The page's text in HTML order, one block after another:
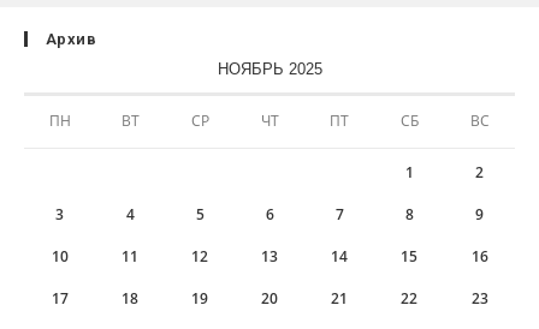
Архив
НОЯБРЬ 2025
ПН ВТ СР ЧТ ПТ СБ ВС
1 2
3 4 5 6 7 8 9
10 11 12 13 14 15 16
17 18 19 20 21 22 23